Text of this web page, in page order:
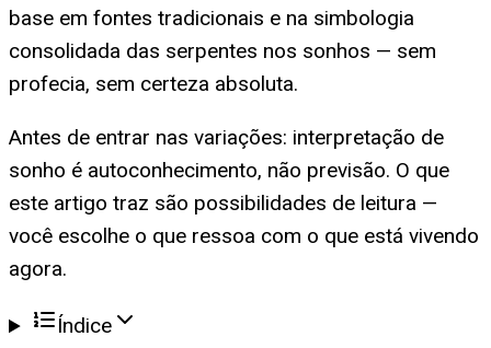
base em fontes tradicionais e na simbologia
consolidada das serpentes nos sonhos — sem
profecia, sem certeza absoluta.
Antes de entrar nas variações: interpretação de
sonho é autoconhecimento, não previsão. O que
este artigo traz são possibilidades de leitura —
você escolhe o que ressoa com o que está vivendo
agora.
Índice